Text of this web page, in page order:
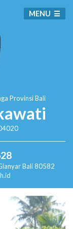
Provinsi Bali
Bali 80582
MENU